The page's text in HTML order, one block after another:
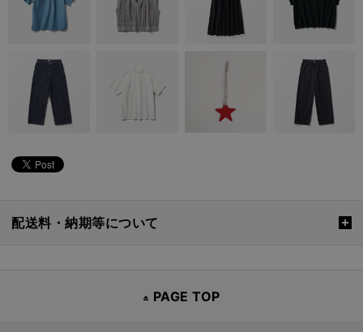
配送料・納期等について
PAGE TOP